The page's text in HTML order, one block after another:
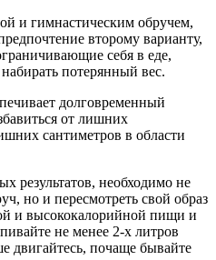
и гимнастическим обручем,
второму варианту,
себя в еде,
потерянный вес.
долговременный
от лишних
сантиметров в области
результатов, необходимо не
но и пересмотреть свой образ
и высококалорийной пищи и
не менее 2‑х литров
двигайтесь, почаще бывайте